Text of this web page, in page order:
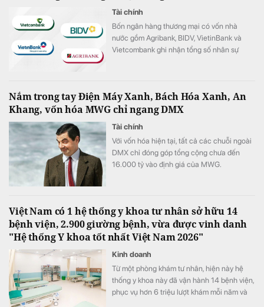
Tài chính
Bốn ngân hàng thương mại có vốn nhà
nước gồm Agribank, BIDV, VietinBank và
Vietcombank ghi nhận tổng số nhân sự
Nắm trong tay Điện Máy Xanh, Bách Hóa Xanh, An
Khang, vốn hóa MWG chỉ ngang DMX
Tài chính
Với vốn hóa hiện tại, tất cả các chuỗi ngoài
DMX chỉ đóng góp tổng cộng chưa đến
16.000 tỷ vào định giá của MWG.
Việt Nam có 1 hệ thống y khoa tư nhân sở hữu 14
bệnh viện, 2.900 giường bệnh, vừa được vinh danh
"Hệ thống Y khoa tốt nhất Việt Nam 2026"
Kinh doanh
Từ một phòng khám tư nhân, hiện này hệ
thống y khoa này đã vận hành 14 bệnh viện,
phục vụ hơn 6 triệu lượt khám mỗi năm và